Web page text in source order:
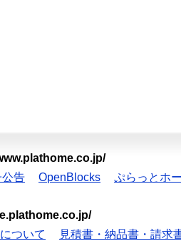
公告 OpenBlocks ぷらっとホ
ついて 見積書・納品書・請求